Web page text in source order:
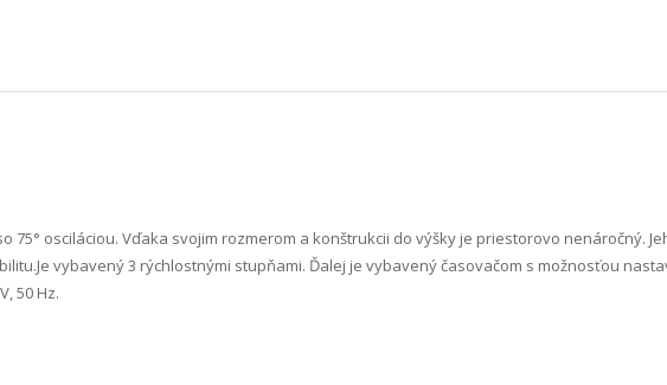
75° osciláciou. Vďaka svojim rozmerom a konštrukcii do výšky je priestorovo nenáročný.
vybavený 3 rýchlostnými stupňami. Ďalej je vybavený časovačom s možnosťou
50 Hz.